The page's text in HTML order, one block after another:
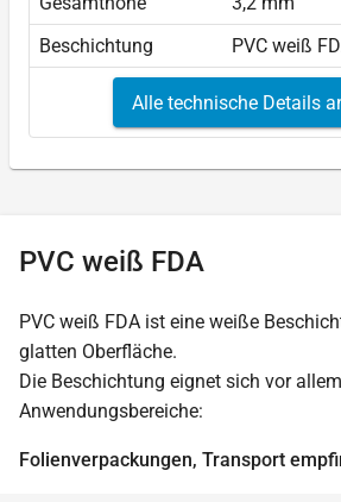
Beschichtung
PVC weiß
Alle technische Details
PVC weiß FDA
PVC weiß FDA ist eine weiße
glatten Oberfläche.
Die Beschichtung eignet sich vor
Anwendungsbereiche:
Folienverpackungen, Transport